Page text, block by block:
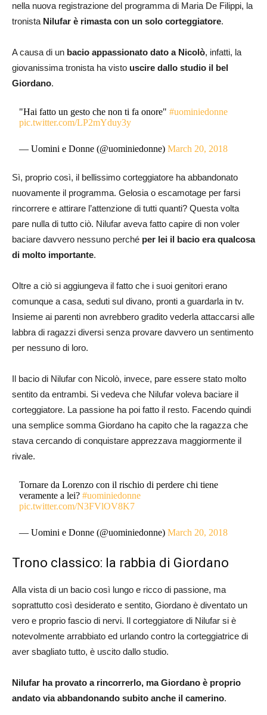
nella nuova registrazione del programma di Maria De Filippi, la
tronista Nilufar è rimasta con un solo corteggiatore.
A causa di un bacio appassionato dato a Nicolò, infatti, la
giovanissima tronista ha visto uscire dallo studio il bel
Giordano.
"Hai fatto un gesto che non ti fa onore"#uominiedonne
pic.twitter.com/LP2mYduy3y
— Uomini e Donne (@uominiedonne)March 20, 2018
Sì, proprio così, il bellissimo corteggiatore ha abbandonato
nuovamente il programma. Gelosia o escamotage per farsi
rincorrere e attirare l’attenzione di tutti quanti? Questa volta
pare nulla di tutto ciò. Nilufar aveva fatto capire di non voler
baciare davvero nessuno perché per lei il bacio era qualcosa
di molto importante.
Oltre a ciò si aggiungeva il fatto che i suoi genitori erano
comunque a casa, seduti sul divano, pronti a guardarla in tv.
Insieme ai parenti non avrebbero gradito vederla attaccarsi alle
labbra di ragazzi diversi senza provare davvero un sentimento
per nessuno di loro.
Il bacio di Nilufar con Nicolò, invece, pare essere stato molto
sentito da entrambi. Si vedeva che Nilufar voleva baciare il
corteggiatore. La passione ha poi fatto il resto. Facendo quindi
una semplice somma Giordano ha capito che la ragazza che
stava cercando di conquistare apprezzava maggiormente il
rivale.
Tornare da Lorenzo con il rischio di perdere chi tiene
veramente a lei?#uominiedonne
pic.twitter.com/N3FVlOV8K7
— Uomini e Donne (@uominiedonne)March 20, 2018
Trono classico: la rabbia di Giordano
Alla vista di un bacio così lungo e ricco di passione, ma
soprattutto così desiderato e sentito, Giordano è diventato un
vero e proprio fascio di nervi. Il corteggiatore di Nilufar si è
notevolmente arrabbiato ed urlando contro la corteggiatrice di
aver sbagliato tutto, è uscito dallo studio.
Nilufar ha provato a rincorrerlo, ma Giordano è proprio
andato via abbandonando subito anche il camerino.